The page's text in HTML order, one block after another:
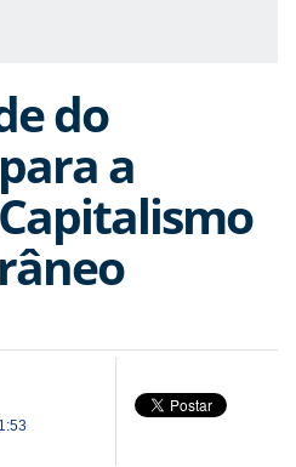
do
a